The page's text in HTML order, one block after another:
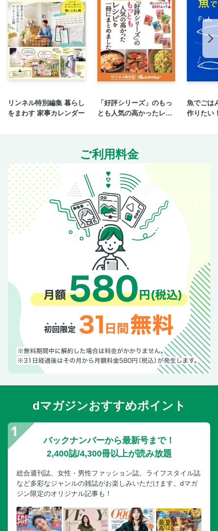
と思う
なんでも聞いて！ 阪口ゆうこに聞きたいことある？
リンネル特別編集 暮らし
をまわす 家事カレンダー
「好評シリーズ」のもっ
とも人気の高かったレシ
魚でごは
作りたい
ご利用料金
dマガジンおすすめポイント
バックナンバーから最新号まで！
2,400誌/4,300冊以上が読み放題
総合週刊誌、女性・男性ファッション誌、ライフスタイル誌
など多彩なジャンルの雑誌がお楽しみいただけます。dマガ
ジン限定のオリジナル記事も！